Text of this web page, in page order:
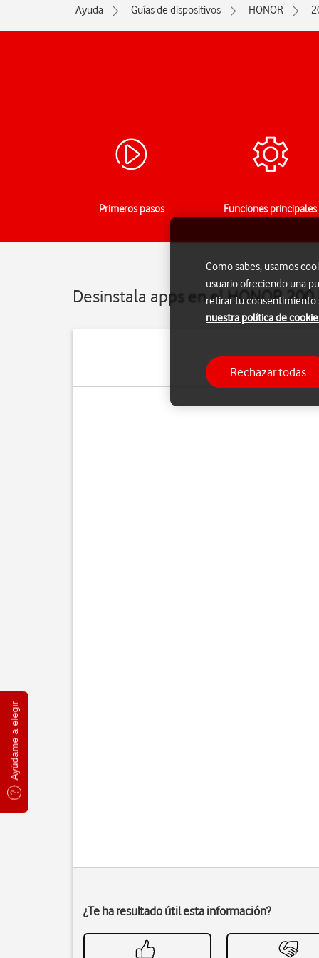
Ayúdame a elegir
Ayuda Guías de dispositivos HONOR
Primeros pasos Funciones principales
Desinstala apps en el HONOR
¿Te ha resultado útil esta información?
Como sabes, usamos
usuario ofreciendo una
retirar tu consentimiento
nuestra política de
Rechazar todas